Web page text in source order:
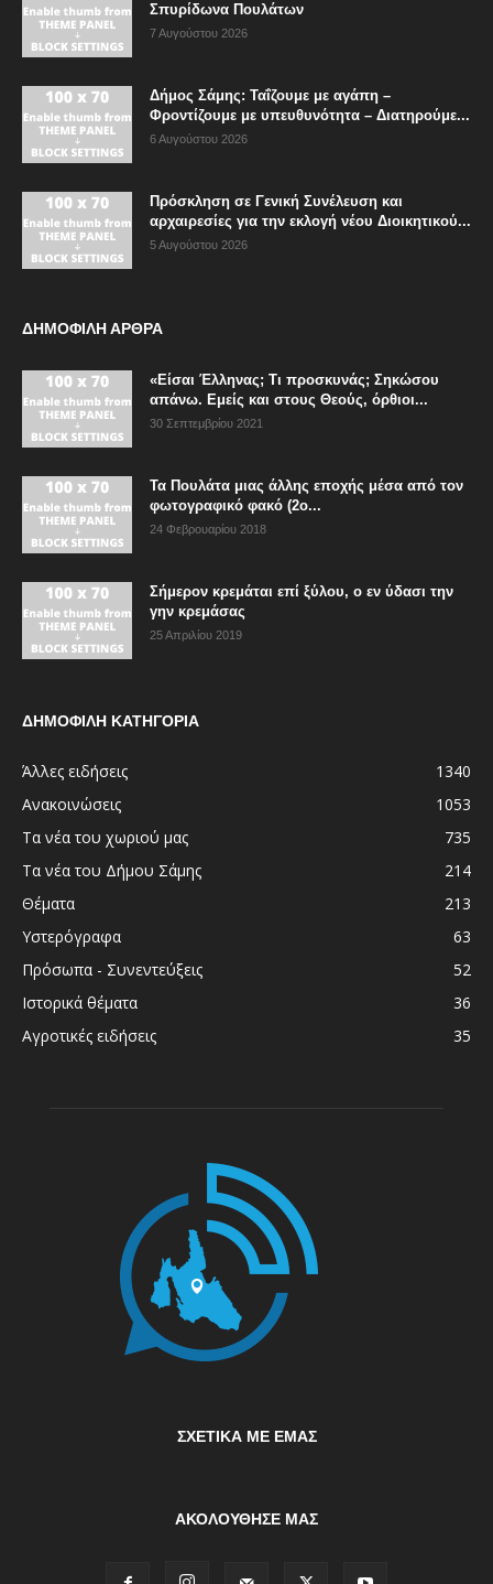
Σπυρίδωνα Πουλάτων
7 Αυγούστου 2026
Δήμος Σάμης: Ταΐζουμε με αγάπη –
Φροντίζουμε με υπευθυνότητα – Διατηρούμε...
6 Αυγούστου 2026
Πρόσκληση σε Γενική Συνέλευση και
αρχαιρεσίες για την εκλογή νέου Διοικητικού...
5 Αυγούστου 2026
ΔΗΜΟΦΙΛΗ ΑΡΘΡΑ
«Είσαι Έλληνας; Τι προσκυνάς; Σηκώσου
απάνω. Εμείς και στους Θεούς, όρθιοι...
30 Σεπτεμβρίου 2021
Τα Πουλάτα μιας άλλης εποχής μέσα από τον
φωτογραφικό φακό (2ο...
24 Φεβρουαρίου 2018
Σήμερον κρεμάται επί ξύλου, ο εν ύδασι την
γην κρεμάσας
25 Απριλίου 2019
ΔΗΜΟΦΙΛΗ ΚΑΤΗΓΟΡΙΑ
Άλλες ειδήσεις
1340
Ανακοινώσεις
1053
Τα νέα του χωριού μας
735
Τα νέα του Δήμου Σάμης
214
Θέματα
213
Υστερόγραφα
63
Πρόσωπα - Συνεντεύξεις
52
Ιστορικά θέματα
36
Αγροτικές ειδήσεις
35
ΣΧΕΤΙΚΆ ΜΕ ΕΜΆΣ
ΑΚΟΛΟΥΘΗΣΕ ΜΑΣ